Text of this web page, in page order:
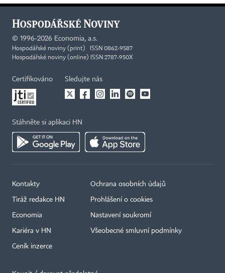
© 1996-2026 Economia, a.s.
Hospodářské noviny (print) ISSN 0862-9587
Hospodářské noviny (online) ISSN 2787-950X
Certifikováno Sledujte nás
Stáhněte si aplikaci HN
Kontakty
Tiráž redakce HN
Economia
Kariéra v HN
Ceník inzerce
Ochrana osobních údajů
Prohlášení o cookies
Nastavení soukromí
Všeobecné smluvní podmínky